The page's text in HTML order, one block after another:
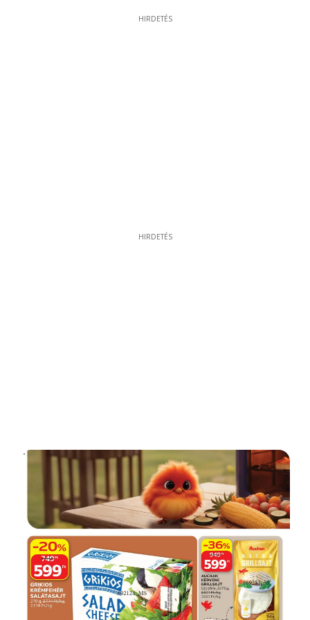
HIRDETÉS
HIRDETÉS